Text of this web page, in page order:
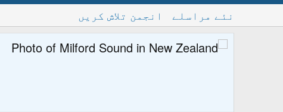
نئے مراسلے انجمن تلاش کریں